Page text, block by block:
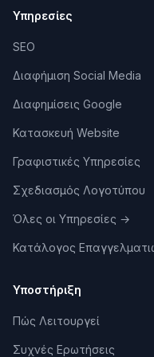
Στο partnely θα
specialists και
μέχρι premium
πακέτα, χρόνους
κόστος.
Μπορείς να βρεις
σου φτιάχτηκε από
custom), τι hosting
εξειδικευμένους
Συντήρηση
Επιλεγμένοι
δραστηριότητα, την
αξιολογήσεις τους
Υπηρεσίες
SEO
Διαφήμιση Social Media
Διαφημίσεις Google
Κατασκευή Website
Γραφιστικές Υπηρεσίες
Σχεδιασμός Λογοτύπου
Όλες οι Υπηρεσίες →
Κατάλογος
Υποστήριξη
Πώς Λειτουργεί
Συχνές Ερωτήσεις